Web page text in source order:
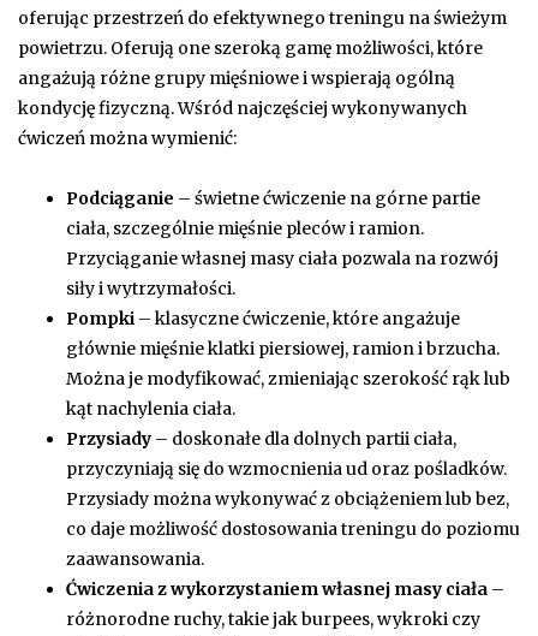
oferując przestrzeń do efektywnego treningu na świeżym
powietrzu. Oferują one szeroką gamę możliwości, które
angażują różne grupy mięśniowe i wspierają ogólną
kondycję fizyczną. Wśród najczęściej wykonywanych
ćwiczeń można wymienić:
Podciąganie – świetne ćwiczenie na górne partie
ciała, szczególnie mięśnie pleców i ramion.
Przyciąganie własnej masy ciała pozwala na rozwój
siły i wytrzymałości.
Pompki – klasyczne ćwiczenie, które angażuje
głównie mięśnie klatki piersiowej, ramion i brzucha.
Można je modyfikować, zmieniając szerokość rąk lub
kąt nachylenia ciała.
Przysiady – doskonałe dla dolnych partii ciała,
przyczyniają się do wzmocnienia ud oraz pośladków.
Przysiady można wykonywać z obciążeniem lub bez,
co daje możliwość dostosowania treningu do poziomu
zaawansowania.
Ćwiczenia z wykorzystaniem własnej masy ciała –
różnorodne ruchy, takie jak burpees, wykroki czy